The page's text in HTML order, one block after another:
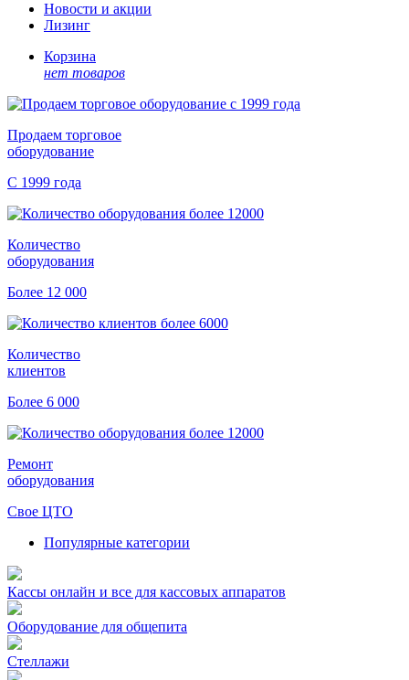
Новости и акции
Лизинг
Корзина
нет товаров
Продаем торговое
оборудование
С 1999 года
Количество
оборудования
Более 12 000
Количество
клиентов
Более 6 000
Ремонт
оборудования
Свое ЦТО
Популярные категории
Кассы онлайн и все для кассовых аппаратов
Оборудование для общепита
Стеллажи